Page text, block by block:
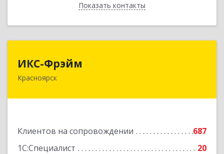
Показать контакты
Назад
ИКС-Фрэйм
Красноярск
Клиентов на сопровождении
687
1С:Специалист
20
660077, Красноярский край, Красноярск г,